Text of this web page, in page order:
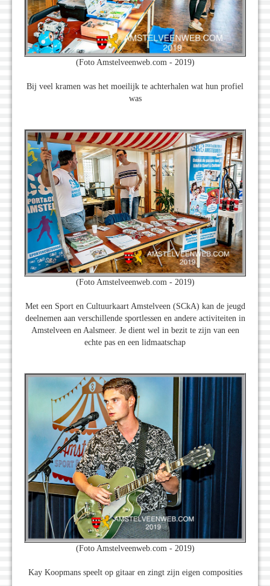
(Foto Amstelveenweb.com - 2019)
Bij veel kramen was het moeilijk te achterhalen wat hun profiel
was
(Foto Amstelveenweb.com - 2019)
Met een Sport en Cultuurkaart Amstelveen (SCkA) kan de jeugd
deelnemen aan verschillende sportlessen en andere activiteiten in
Amstelveen en Aalsmeer. Je dient wel in bezit te zijn van een
echte pas en een lidmaatschap
(Foto Amstelveenweb.com - 2019)
Kay Koopmans speelt op gitaar en zingt zijn eigen composities